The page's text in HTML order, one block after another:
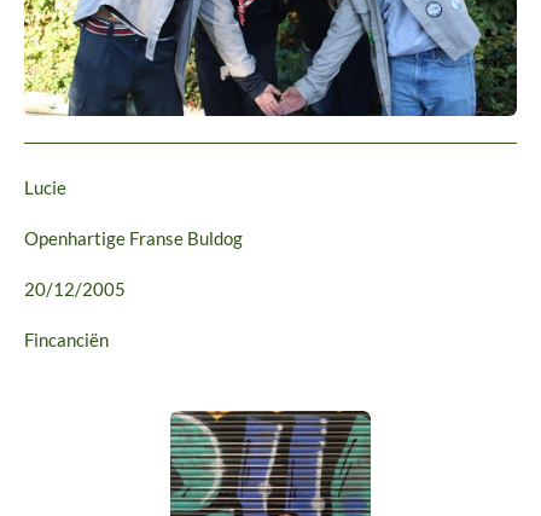
Lucie
Openhartige Franse Buldog
20/12/2005
Fincanciën